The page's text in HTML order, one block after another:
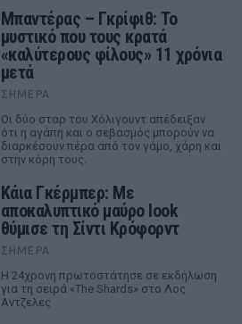
Μπαντέρας – Γκρίφιθ: Το
μυστικό που τους κρατά
«καλύτερους φίλους» 11 χρόνια
μετά
ΣΉΜΕΡΑ
Οι δύο σταρ του Χόλιγουντ απέδειξαν
ότι η αγάπη και ο σεβασμός μπορούν να
διαρκέσουν πέρα από τον γάμο, χάρη και
στην κόρη τους.
Κάια Γκέρμπερ: Με
αποκαλυπτικό μαύρο look
θύμισε τη Σίντι Κρόφορντ
ΣΉΜΕΡΑ
Η 24χρονη πρωτοστάτησε σε εκδήλωση
για τη σειρά «The Shards» στο Λος
Αντζελες